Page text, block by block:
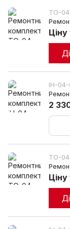
TO-
IH-04-
2
TO-